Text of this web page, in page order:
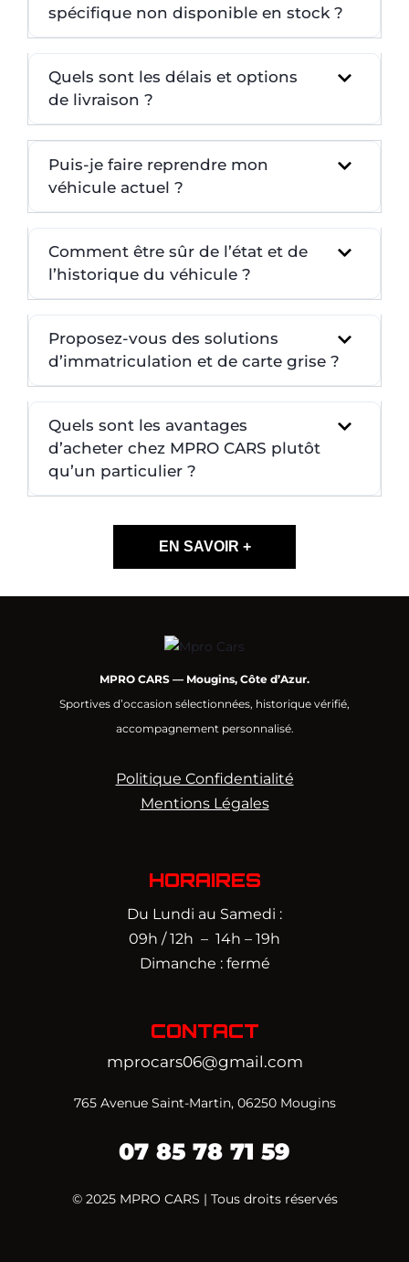
spécifique non disponible en stock ?
Quels sont les délais et options
de livraison ?
Puis-je faire reprendre mon
véhicule actuel ?
Comment être sûr de l’état et de
l’historique du véhicule ?
Proposez-vous des solutions
d’immatriculation et de carte grise ?
Quels sont les avantages
d’acheter chez MPRO CARS plutôt
qu’un particulier ?
EN SAVOIR +
MPRO CARS — Mougins, Côte d’Azur.
Sportives d’occasion sélectionnées, historique vérifié,
accompagnement personnalisé.
Politique Confidentialité
Mentions Légales
HORAIRES
Du Lundi au Samedi :
09h / 12h – 14h – 19h
Dimanche : fermé
CONTACT
mprocars06@gmail.com
765 Avenue Saint-Martin, 06250 Mougins
07 85 78 71 59‬
© 2025 MPRO CARS | Tous droits réservés